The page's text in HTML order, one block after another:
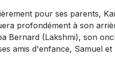
pour ses parents,
profondément à son
Bernard (Lakshmi), son
amis d'enfance, Samuel et